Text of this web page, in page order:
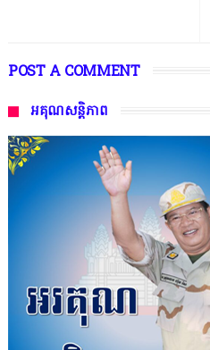
POST A COMMENT
អគុណសន្តិភាព